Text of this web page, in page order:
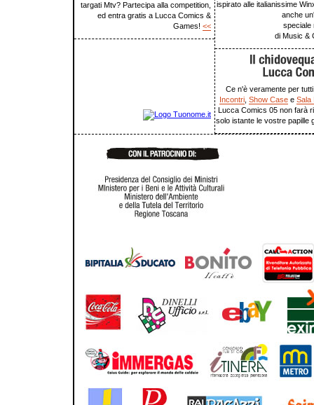
targati Mtv? Partecipa alla competition,
ed entra gratis a Lucca Comics &
Games! <<
ispirato alle italianissime
anche
speciale
di Music &
Ce n'è veramente per
Incontri Show Case e Sala
Lucca Comics 05 non farà
solo istante le vostre papille